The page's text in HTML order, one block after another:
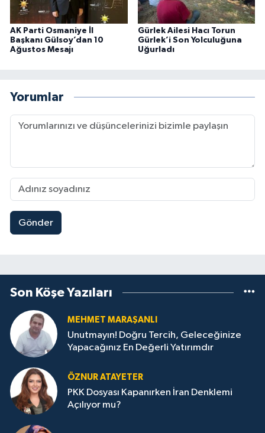
AK Parti Osmaniye İl
Başkanı Gülsoy’dan 10
Ağustos Mesajı
Gürlek Ailesi Hacı Torun
Gürlek’i Son Yolculuğuna
Uğurladı
Yorumlar
Gönder
Son Köşe Yazıları
MEHMET MARAŞANLI
Unutmayın! Doğru Tercih, Geleceğinize
Yapacağınız En Değerli Yatırımdır
ÖZNUR ATAYETER
PKK Dosyası Kapanırken İran Denklemi
Açılıyor mu?